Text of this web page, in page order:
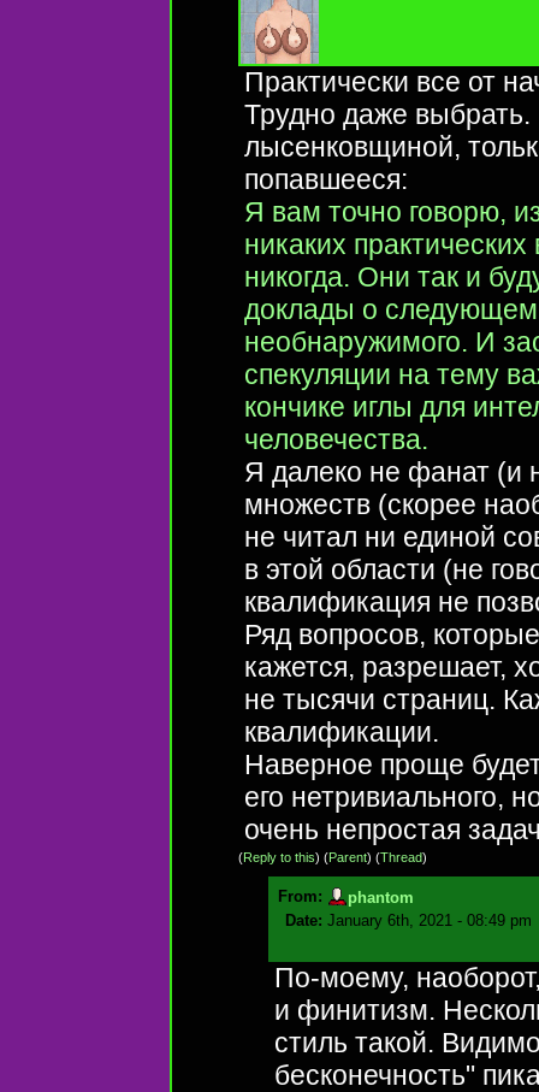
Практически все от
Трудно даже
лысенковщиной,
попавшееся:
Я вам точно говорю,
никаких
никогда. Они так и
доклады о
необнаружимого. И
спекуляции на тему
кончике иглы для
человечества.
Я далеко не фанат (и
множеств (скорее
не читал ни единой
в этой области (не
квалификация не
Ряд вопросов,
кажется, разрешает,
не тысячи страниц.
квалификации.
Наверное проще
его нетривиального,
очень непростая
(Reply to this) (Parent) (Thread)
From:
phantom
Date: January 6th, 2021 - 08:49 pm
По-моему,
и финитизм.
стиль такой.
бесконечность"